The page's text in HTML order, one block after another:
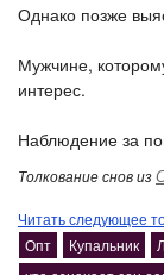
Однако позже
Мужчине,
интерес.
Наблюдение за
Толкование снов из
Читать следующее
Опт
Купальник